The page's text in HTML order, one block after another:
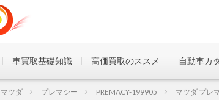
/home/r0144579/public_html/car-anshin-navi.co.jp/
車買取基礎知識 高価買取のススメ 自動車カ
マツダ プレマシー PREMACY-199905 マツダ プレ